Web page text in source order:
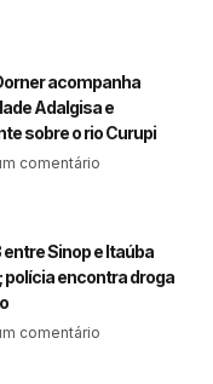
acompanha
Adalgisa e
sobre o rio Curupi
comentário
Sinop e Itaúba
polícia encontra droga
comentário